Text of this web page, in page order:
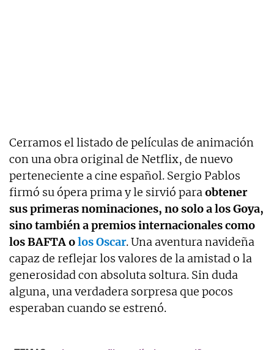
Cerramos el listado de películas de animación
con una obra original de Netflix, de nuevo
perteneciente a cine español. Sergio Pablos
firmó su ópera prima y le sirvió paraobtener
sus primeras nominaciones, no solo a los Goya,
sino también a premios internacionales como
los BAFTA olos Oscar. Una aventura navideña
capaz de reflejar los valores de la amistad o la
generosidad con absoluta soltura. Sin duda
alguna, una verdadera sorpresa que pocos
esperaban cuando se estrenó.